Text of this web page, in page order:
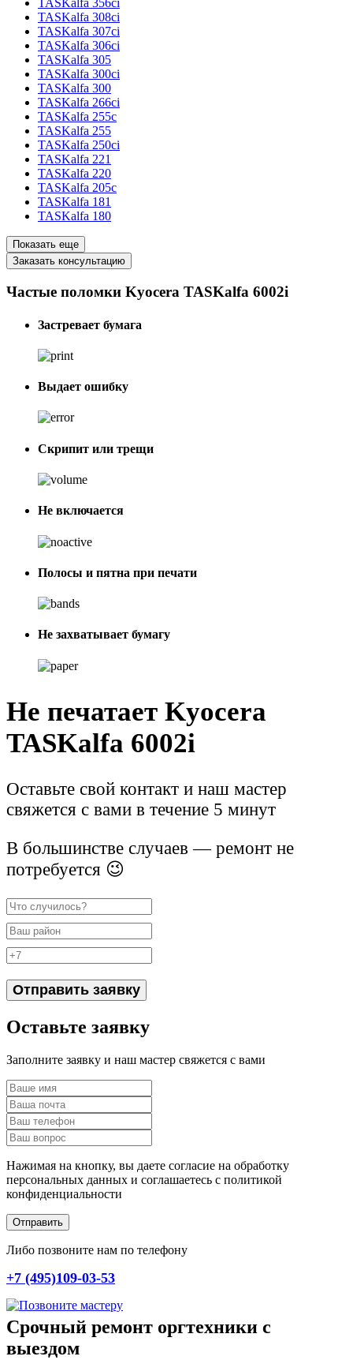
TASKalfa 308ci
TASKalfa 307ci
TASKalfa 306ci
TASKalfa 305
TASKalfa 300ci
TASKalfa 300
TASKalfa 266ci
TASKalfa 255c
TASKalfa 255
TASKalfa 250ci
TASKalfa 221
TASKalfa 220
TASKalfa 205c
TASKalfa 181
TASKalfa 180
Показать еще
Заказать консультацию
Частые поломки Kyocera TASKalfa 6002i
Застревает бумага
Выдает ошибку
Скрипит или трещи
Не включается
Полосы и пятна при печати
Не захватывает бумагу
Не печатает Kyocera
TASKalfa 6002i
Оставьте свой контакт и наш мастер
свяжется с вами в течение 5 минут
В большинстве случаев — ремонт не
потребуется 😉
Отправить заявку
Оставьте заявку
Заполните заявку и наш мастер свяжется с вами
Нажимая на кнопку, вы даете согласие на обработку
персональных данных и соглашаетесь c политикой
конфиденциальности
Отправить
Либо позвоните нам по телефону
+7 (495)109-03-53
Срочный ремонт оргтехники с
выездом